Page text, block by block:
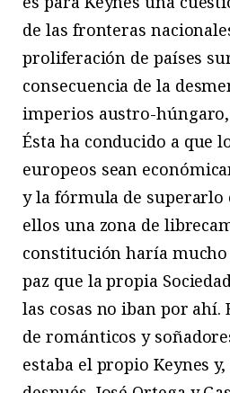
de las fronteras
proliferación de países
consecuencia de la
imperios austro-
Ésta ha conducido a que
europeos sean
y la fórmula de superarlo
ellos una zona de
constitución haría
paz que la propia
las cosas no iban por ahí.
de románticos y
estaba el propio Keynes